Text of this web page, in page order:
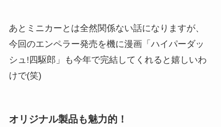
あとミニカーとは全然関係ない話になりますが、
今回のエンペラー発売を機に漫画「ハイパーダッ
シュ!四駆郎」も今年で完結してくれると嬉しいわ
けで(笑)
オリジナル製品も魅力的！